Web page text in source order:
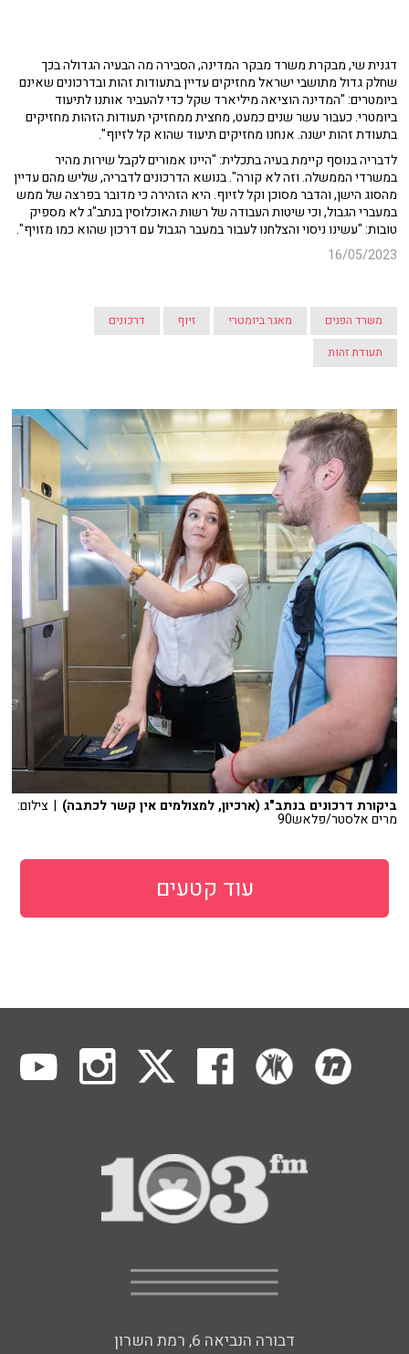
דגנית שי, מבקרת משרד מבקר המדינה, הסבירה מה הבעיה הגדולה בכך
שחלק גדול מתושבי ישראל מחזיקים עדיין בתעודות זהות ובדרכונים שאינם
ביומטרים: "המדינה הוציאה מיליארד שקל כדי להעביר אותנו לתיעוד
ביומטרי. כעבור עשר שנים כמעט, מחצית ממחזיקי תעודות הזהות מחזיקים
בתעודת זהות ישנה. אנחנו מחזיקים תיעוד שהוא קל לזיוף".
לדבריה בנוסף קיימת בעיה בתכלית: "היינו אמורים לקבל שירות מהיר
במשרדי הממשלה. וזה לא קורה". בנושא הדרכונים לדבריה, שליש מהם עדיין
מהסוג הישן, והדבר מסוכן וקל לזיוף. היא הזהירה כי מדובר בפרצה של ממש
במעברי הגבול, וכי שיטות העבודה של רשות האוכלוסין בנתב"ג לא מספיק
טובות: "עשינו ניסוי והצלחנו לעבור במעבר הגבול עם דרכון שהוא כמו מזויף".
16/05/2023
משרד הפנים מאגר ביומטרי זיוף
דרכונים
תעודת זהות
ביקורת דרכונים בנתב"ג (ארכיון, למצולמים אין קשר לכתבה) | צילום:
מרים אלסטר/פלאש90
עוד קטעים
דבורה הנביאה 6, רמת השרון